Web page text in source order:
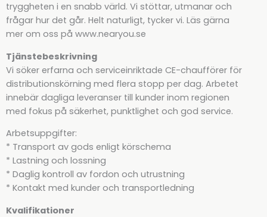
tryggheten i en snabb värld. Vi stöttar, utmanar och
frågar hur det går. Helt naturligt, tycker vi. Läs gärna
mer om oss på www.nearyou.se
Tjänstebeskrivning
Vi söker erfarna och serviceinriktade CE-chaufförer för
distributionskörning med flera stopp per dag. Arbetet
innebär dagliga leveranser till kunder inom regionen
med fokus på säkerhet, punktlighet och god service.
Arbetsuppgifter:
* Transport av gods enligt körschema
* Lastning och lossning
* Daglig kontroll av fordon och utrustning
* Kontakt med kunder och transportledning
Kvalifikationer